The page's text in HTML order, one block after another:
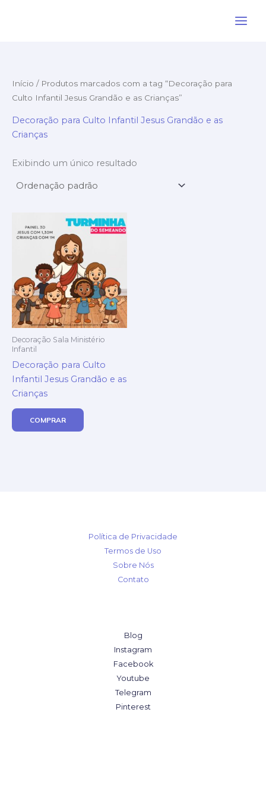
Início / Produtos marcados com a tag “Decoração para
Culto Infantil Jesus Grandão e as Crianças”
Decoração para Culto Infantil Jesus Grandão e as
Crianças
Exibindo um único resultado
Decoração Sala Ministério
Infantil
Decoração para Culto
Infantil Jesus Grandão e as
Crianças
COMPRAR
Política de Privacidade
Termos de Uso
Sobre Nós
Contato
Blog
Instagram
Facebook
Youtube
Telegram
Pinterest